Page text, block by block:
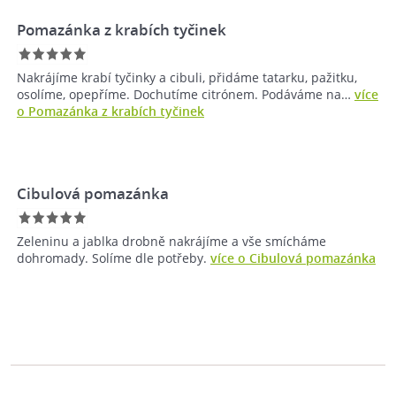
Pomazánka z krabích tyčinek
Nakrájíme krabí tyčinky a cibuli, přidáme tatarku, pažitku,
osolíme, opepříme. Dochutíme citrónem. Podáváme na… více
o Pomazánka z krabích tyčinek
Cibulová pomazánka
Zeleninu a jablka drobně nakrájíme a vše smícháme
dohromady. Solíme dle potřeby. více o Cibulová pomazánka